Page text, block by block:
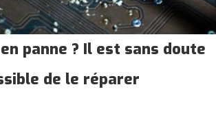
en panne ? Il est sans doute
de le réparer